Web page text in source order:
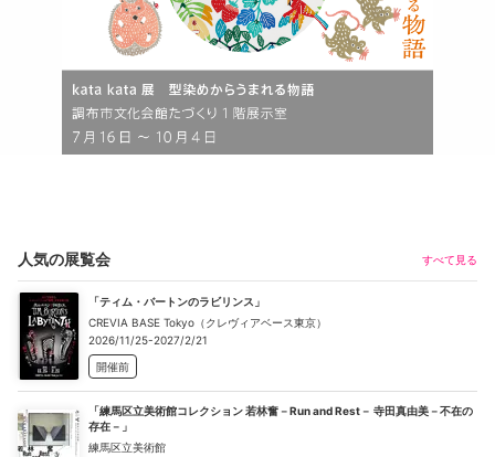
人気の展覧会 すべて見る
「ティム・バートンのラビリンス」
CREVIA BASE Tokyo（クレヴィアベース東京）
2026/11/25-2027/2/21
開催前
「練馬区立美術館コレクション 若林奮－Run and Rest－ 寺田真由美－不在の
存在－」
練馬区立美術館